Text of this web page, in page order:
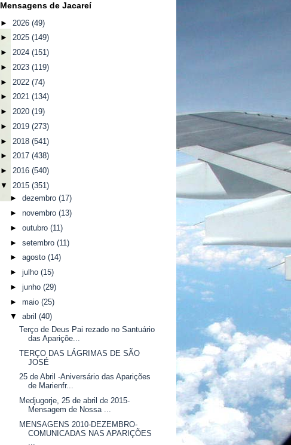
Mensagens de Jacareí
► 2026 (49)
► 2025 (149)
► 2024 (151)
► 2023 (119)
► 2022 (74)
► 2021 (134)
► 2020 (19)
► 2019 (273)
► 2018 (541)
► 2017 (438)
► 2016 (540)
▼ 2015 (351)
► dezembro (17)
► novembro (13)
► outubro (11)
► setembro (11)
► agosto (14)
► julho (15)
► junho (29)
► maio (25)
▼ abril (40)
Terço de Deus Pai rezado no Santuário
das Apariçõe...
TERÇO DAS LÁGRIMAS DE SÃO
JOSÉ
25 de Abril -Aniversário das Aparições
de Marienfr...
Medjugorje, 25 de abril de 2015-
Mensagem de Nossa ...
MENSAGENS 2010-DEZEMBRO-
COMUNICADAS NAS APARIÇÕES